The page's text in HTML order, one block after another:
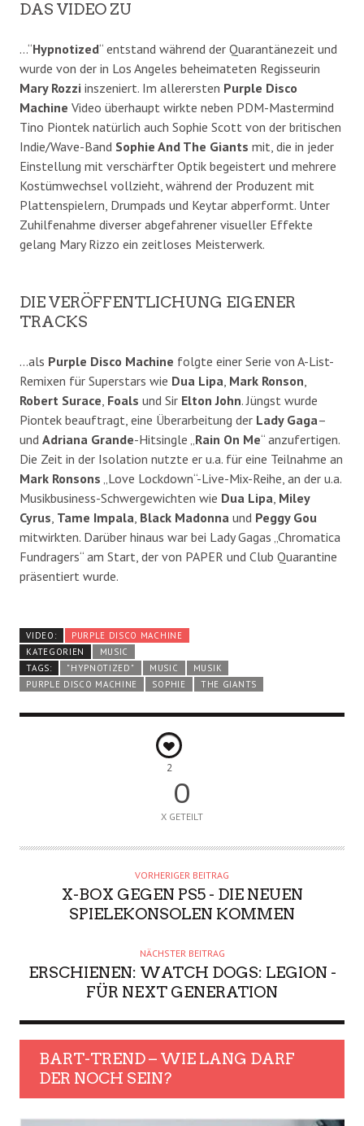
DAS VIDEO ZU
…“Hypnotized“ entstand während der Quarantänezeit und
wurde von der in Los Angeles beheimateten Regisseurin
Mary Rozzi inszeniert. Im allerersten Purple Disco
Machine Video überhaupt wirkte neben PDM-Mastermind
Tino Piontek natürlich auch Sophie Scott von der britischen
Indie/Wave-Band Sophie And The Giants mit, die in jeder
Einstellung mit verschärfter Optik begeistert und mehrere
Kostümwechsel vollzieht, während der Produzent mit
Plattenspielern, Drumpads und Keytar abperformt. Unter
Zuhilfenahme diverser abgefahrener visueller Effekte
gelang Mary Rizzo ein zeitloses Meisterwerk.
DIE VERÖFFENTLICHUNG EIGENER
TRACKS
…als Purple Disco Machine folgte einer Serie von A-List-
Remixen für Superstars wie Dua Lipa, Mark Ronson,
Robert Surace, Foals und Sir Elton John. Jüngst wurde
Piontek beauftragt, eine Überarbeitung der Lady Gaga–
und Adriana Grande-Hitsingle „Rain On Me“ anzufertigen.
Die Zeit in der Isolation nutzte er u.a. für eine Teilnahme an
Mark Ronsons „Love Lockdown“-Live-Mix-Reihe, an der u.a.
Musikbusiness-Schwergewichten wie Dua Lipa, Miley
Cyrus, Tame Impala, Black Madonna und Peggy Gou
mitwirkten. Darüber hinaus war bei Lady Gagas „Chromatica
Fundragers“ am Start, der von PAPER und Club Quarantine
präsentiert wurde.
VIDEO:
PURPLE DISCO MACHINE
KATEGORIEN
MUSIC
TAGS:
"HYPNOTIZED" MUSIC
MUSIK
PURPLE DISCO MACHINE
SOPHIE THE GIANTS
2
0
X GETEILT
VORHERIGER BEITRAG
X-BOX GEGEN PS5 - DIE NEUEN
SPIELEKONSOLEN KOMMEN
NÄCHSTER BEITRAG
ERSCHIENEN: WATCH DOGS: LEGION -
FÜR NEXT GENERATION
BART-TREND – WIE LANG DARF
DER NOCH SEIN?